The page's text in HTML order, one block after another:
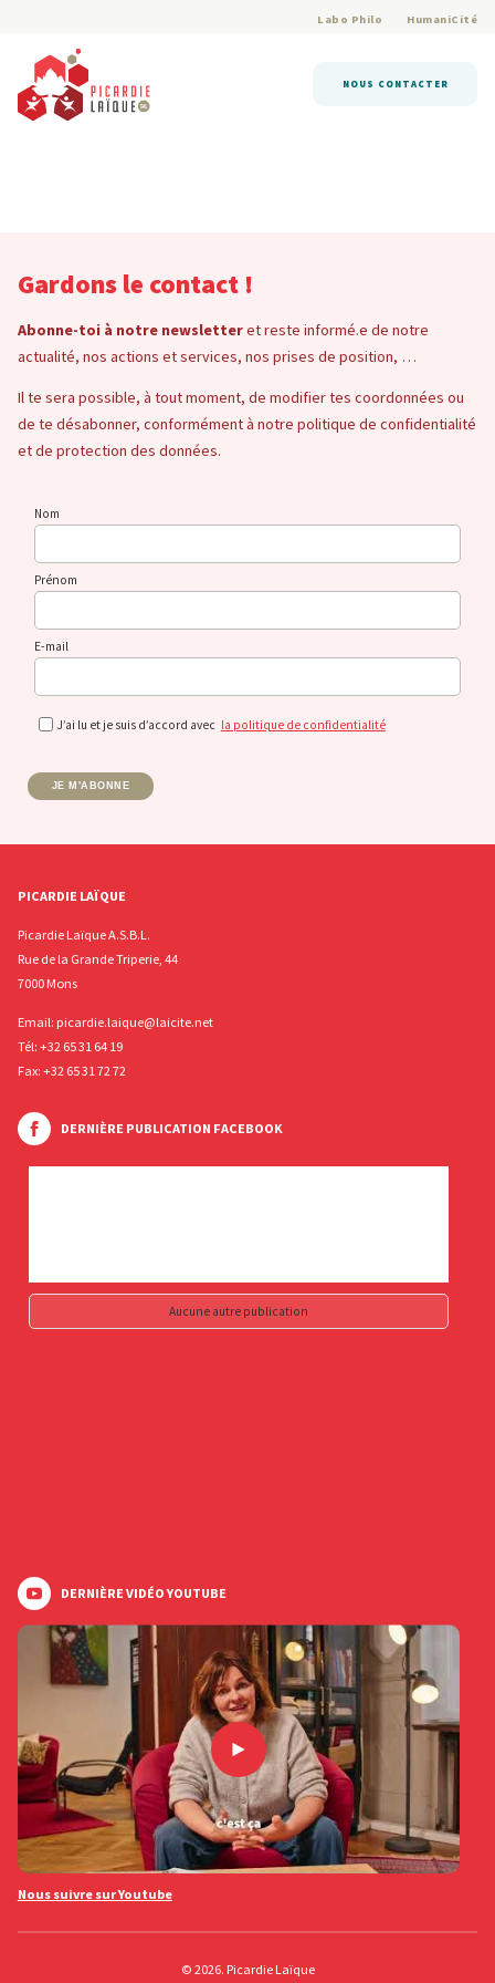
Labo Philo HumaniCité
NOUS CONTACTER
Gardons le contact !
Abonne-toi à notre newsletteret reste informé.e de notre
actualité, nos actions et services, nos prises de position, …
Il te sera possible, à tout moment, de modifier tes coordonnées ou
de te désabonner, conformément à notre politique de confidentialité
et de protection des données.
Nom
Prénom
E-mail
J’ai lu et je suis d’accord avec la politique de confidentialité
JE M'ABONNE
PICARDIE LAÏQUE
Picardie Laïque A.S.B.L.
Rue de la Grande Triperie, 44
7000 Mons
Email: picardie.laique@laicite.net
Tél: +32 65 31 64 19
Fax: +32 65 31 72 72
DERNIÈRE PUBLICATION FACEBOOK
Aucune autre publication
DERNIÈRE VIDÉO YOUTUBE
Nous suivre sur Youtube
© 2026. Picardie Laïque